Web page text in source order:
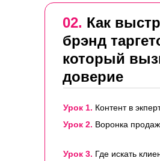
02. Как
брэнд
который
доверие
Урок 1. Контент в
Урок 2. Воронка продаж
Урок 3. Где искать